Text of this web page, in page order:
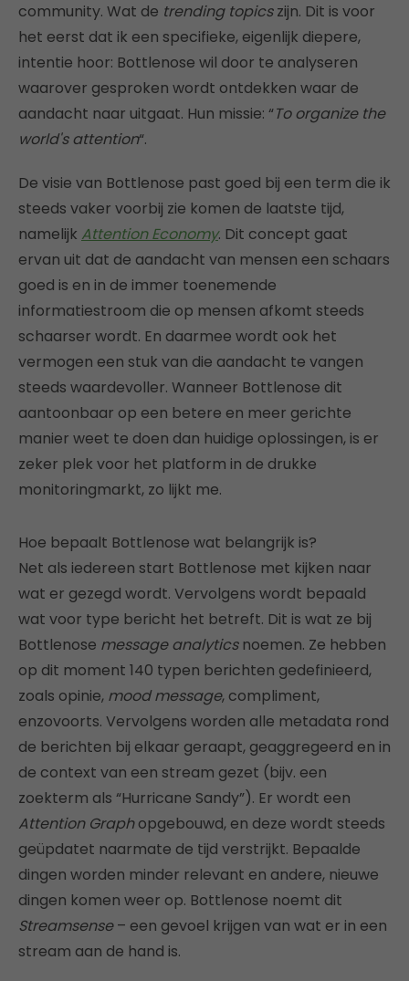
community. Wat de trending topicszijn. Dit is voor
het eerst dat ik een specifieke, eigenlijk diepere,
intentie hoor: Bottlenose wil door te analyseren
waarover gesproken wordt ontdekken waar de
aandacht naar uitgaat. Hun missie: “To organize the
world's attention“.
De visie van Bottlenose past goed bij een term die ik
steeds vaker voorbij zie komen de laatste tijd,
namelijk Attention Economy. Dit concept gaat
ervan uit dat de aandacht van mensen een schaars
goed is en in de immer toenemende
informatiestroom die op mensen afkomt steeds
schaarser wordt. En daarmee wordt ook het
vermogen een stuk van die aandacht te vangen
steeds waardevoller. Wanneer Bottlenose dit
aantoonbaar op een betere en meer gerichte
manier weet te doen dan huidige oplossingen, is er
zeker plek voor het platform in de drukke
monitoringmarkt, zo lijkt me.
Hoe bepaalt Bottlenose wat belangrijk is?
Net als iedereen start Bottlenose met kijken naar
wat er gezegd wordt. Vervolgens wordt bepaald
wat voor type bericht het betreft. Dit is wat ze bij
Bottlenose message analyticsnoemen. Ze hebben
op dit moment 140 typen berichten gedefinieerd,
zoals opinie, mood message, compliment,
enzovoorts. Vervolgens worden alle metadata rond
de berichten bij elkaar geraapt, geaggregeerd en in
de context van een stream gezet (bijv. een
zoekterm als “Hurricane Sandy”). Er wordt een
Attention Graphopgebouwd, en deze wordt steeds
geüpdatet naarmate de tijd verstrijkt. Bepaalde
dingen worden minder relevant en andere, nieuwe
dingen komen weer op. Bottlenose noemt dit
Streamsense– een gevoel krijgen van wat er in een
stream aan de hand is.